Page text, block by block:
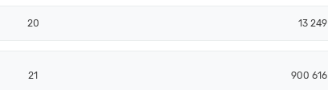
20 13 249
21 900 616